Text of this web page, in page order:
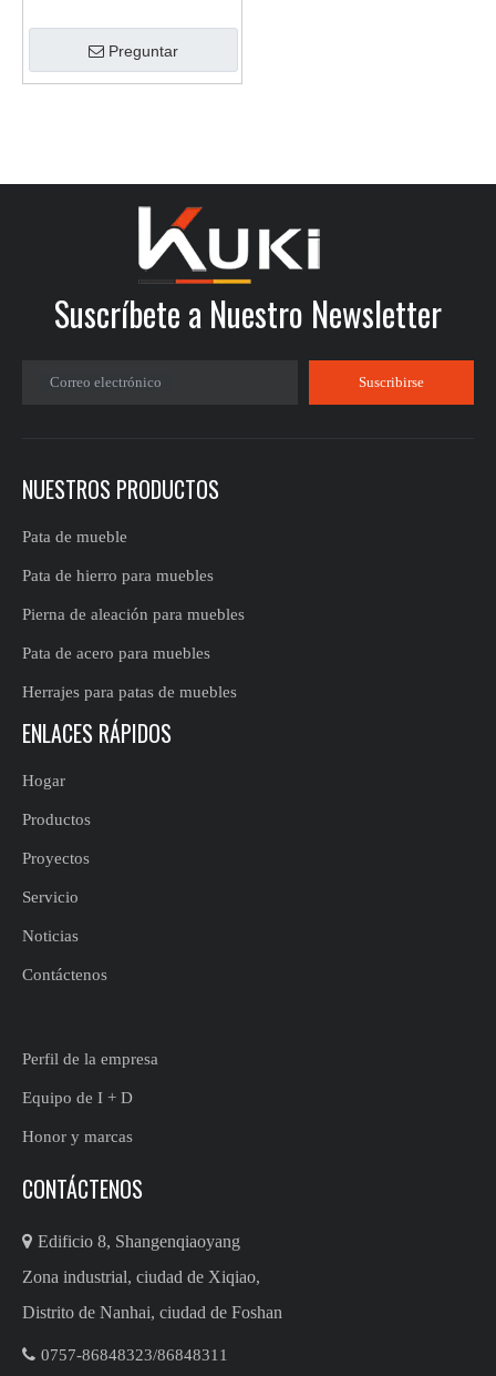
Preguntar
Suscríbete a Nuestro Newsletter
Correo electrónico Suscribirse
NUESTROS PRODUCTOS
Pata de mueble
Pata de hierro para muebles
Pierna de aleación para muebles
Pata de acero para muebles
Herrajes para patas de muebles
ENLACES RÁPIDOS
Hogar
Productos
Proyectos
Servicio
Noticias
Contáctenos
Perfil de la empresa
Equipo de I + D
Honor y marcas
CONTÁCTENOS
 Edificio 8, Shangenqiaoyang
Zona industrial, ciudad de Xiqiao,
Distrito de Nanhai, ciudad de Foshan
 0757-86848323/86848311​​​​​​